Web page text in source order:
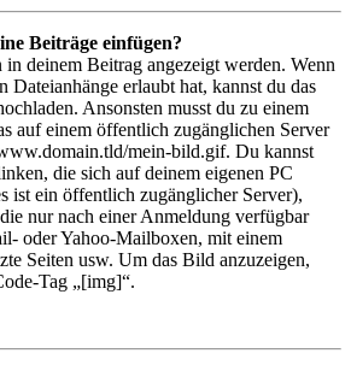
Beiträge einfügen?
deinem Beitrag angezeigt werden. Wenn
Dateianhänge erlaubt hat, kannst du das
Ansonsten musst du zu einem
auf einem öffentlich zugänglichen Server
mein-bild.gif. Du kannst
die sich auf deinem eigenen PC
ist ein öffentlich zugänglicher Server),
nur nach einer Anmeldung verfügbar
oder Yahoo-Mailboxen, mit einem
Seiten usw. Um das Bild anzuzeigen,
Tag „[img]“.